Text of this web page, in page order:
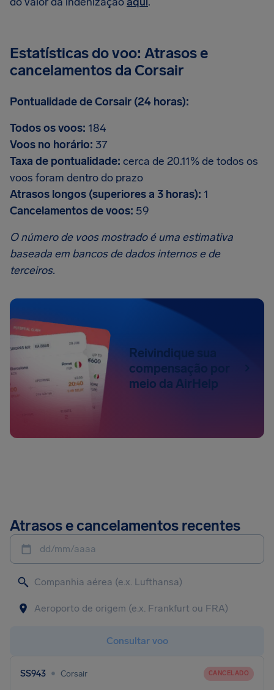
Estatísticas do voo: Atrasos e
cancelamentos da Corsair
Pontualidade de Corsair (24 horas):
Todos os voos: 184
Voos no horário: 37
Taxa de pontualidade: cerca de 20.11% de todos os
voos foram dentro do prazo
Atrasos longos (superiores a 3 horas): 1
Cancelamentos de voos: 59
O número de voos mostrado é uma estimativa
baseada em bancos de dados internos e de
terceiros.
Reivindique sua
compensação por
meio da AirHelp
Atrasos e cancelamentos recentes
dd/mm/aaaa
Consultar voo
SS943 • Corsair CANCELADO